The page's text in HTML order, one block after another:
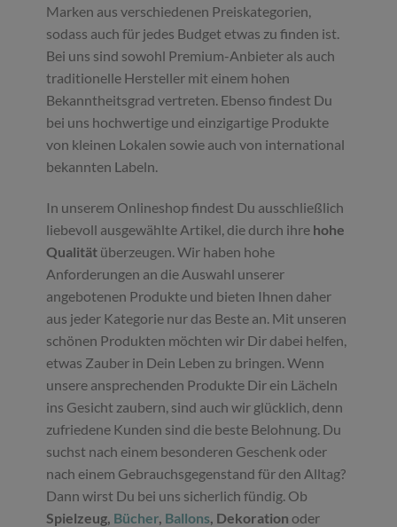
Marken aus verschiedenen Preiskategorien,
sodass auch für jedes Budget etwas zu finden ist.
Bei uns sind sowohl Premium-Anbieter als auch
traditionelle Hersteller mit einem hohen
Bekanntheitsgrad vertreten. Ebenso findest Du
bei uns hochwertige und einzigartige Produkte
von kleinen Lokalen sowie auch von international
bekannten Labeln.
In unserem Onlineshop findest Du ausschließlich
liebevoll ausgewählte Artikel, die durch ihre hohe
Qualität überzeugen. Wir haben hohe
Anforderungen an die Auswahl unserer
angebotenen Produkte und bieten Ihnen daher
aus jeder Kategorie nur das Beste an. Mit unseren
schönen Produkten möchten wir Dir dabei helfen,
etwas Zauber in Dein Leben zu bringen. Wenn
unsere ansprechenden Produkte Dir ein Lächeln
ins Gesicht zaubern, sind auch wir glücklich, denn
zufriedene Kunden sind die beste Belohnung. Du
suchst nach einem besonderen Geschenk oder
nach einem Gebrauchsgegenstand für den Alltag?
Dann wirst Du bei uns sicherlich fündig. Ob
Spielzeug, Bücher, Ballons, Dekoration oder